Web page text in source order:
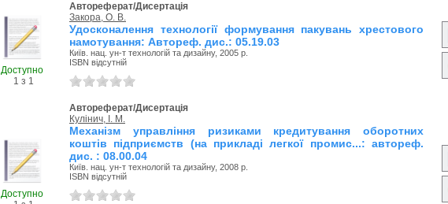
Доступно
1 з 1
Автореферат/Дисертація
Закора, О. В.
Удосконалення технології формування пакувань хрестового
намотування: Автореф. дис.: 05.19.03
Київ. нац. ун-т технологій та дизайну, 2005 р.
ISBN відсутній
Доступно
Автореферат/Дисертація
Кулінич, І. М.
Механізм управління ризиками кредитування оборотних
коштів підприємств (на прикладі легкої промис...: автореф.
дис. : 08.00.04
Київ. нац. ун-т технологій та дизайну, 2008 р.
ISBN відсутній